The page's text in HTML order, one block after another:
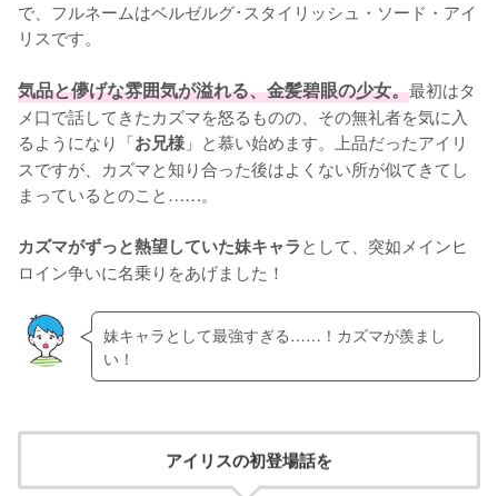
で、フルネームはベルゼルグ･スタイリッシュ・ソード・アイ
リスです。
気品と儚げな雰囲気が溢れる、金髪碧眼の少女。最初はタ
メ口で話してきたカズマを怒るものの、その無礼者を気に入
るようになり「お兄様 」と慕い始めます。上品だったアイリ
スですが、カズマと知り合った後はよくない所が似てきてし
まっているとのこと……。
カズマがずっと熱望していた妹キャラとして、突如メインヒ
ロイン争いに名乗りをあげました！
妹キャラとして最強すぎる……！カズマが羨まし
い！
アイリスの初登場話を